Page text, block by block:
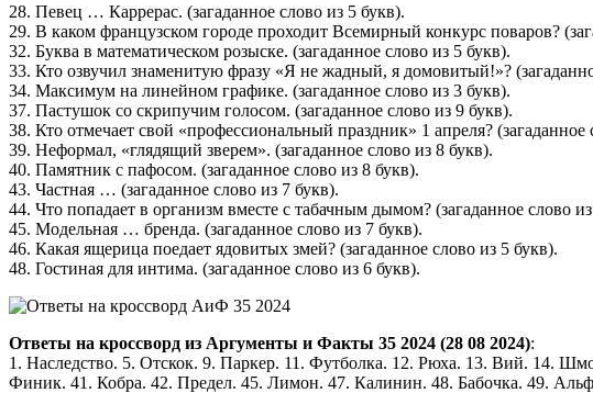
28. Певец … Каррерас. (загаданное слово из 5 букв).
29. В каком французском городе проходит Всемирный конкурс поваров?
32. Буква в математическом розыске. (загаданное слово из 5 букв).
33. Кто озвучил знаменитую фразу «Я не жадный, я домовитый!»?
34. Максимум на линейном графике. (загаданное слово из 3 букв).
37. Пастушок со скрипучим голосом. (загаданное слово из 9 букв).
38. Кто отмечает свой «профессиональный праздник» 1 апреля? (загаданное
39. Неформал, «глядящий зверем». (загаданное слово из 8 букв).
40. Памятник с пафосом. (загаданное слово из 8 букв).
43. Частная … (загаданное слово из 7 букв).
44. Что попадает в организм вместе с табачным дымом? (загаданное слово
45. Модельная … бренда. (загаданное слово из 7 букв).
46. Какая ящерица поедает ядовитых змей? (загаданное слово из 5 букв).
48. Гостиная для интима. (загаданное слово из 6 букв).
Ответы на кроссворд из Аргументы и Факты 35 2024 (28 08 2024):
1. Наследство. 5. Отскок. 9. Паркер. 11. Футболка. 12. Рюха. 13. Вий. 14.
Финик. 41. Кобра. 42. Предел. 45. Лимон. 47. Калинин. 48. Бабочка. 49.